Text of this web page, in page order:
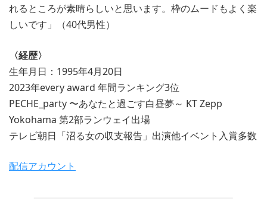
れるところが素晴らしいと思います。枠のムードもよく楽
しいです」（40代男性）
〈経歴〉
生年月日：1995年4月20日
2023年every award 年間ランキング3位
PECHE_party 〜あなたと過ごす白昼夢～ KT Zepp
Yokohama 第2部ランウェイ出場
テレビ朝日「沼る女の収支報告」出演他イベント入賞多数
配信アカウント